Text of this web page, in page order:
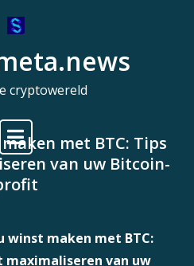
cryptowereld
met BTC: Tips
van uw Bitcoin-
winst maken met BTC:
maximaliseren van uw